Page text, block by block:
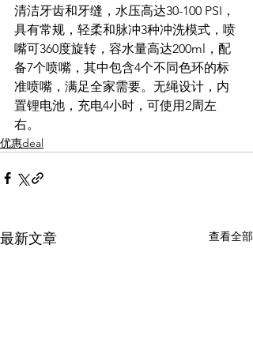
清洁牙齿和牙缝，水压高达30-100 PSI，
具有常规，轻柔和脉冲3种冲洗模式，喷
嘴可360度旋转，容水量高达200ml，配
备7个喷嘴，其中包含4个不同色环的标
准喷嘴，满足全家需要。无绳设计，内
置锂电池，充电4小时，可使用2周左
右。
优惠deal
最新文章 查看全部